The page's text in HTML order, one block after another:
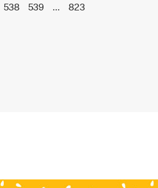
538 539 ... 823